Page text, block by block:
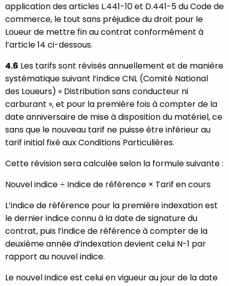
application des articles L.441-10 et D.441-5 du Code de
commerce, le tout sans préjudice du droit pour le
Loueur de mettre fin au contrat conformément à
l’article 14 ci-dessous.
4.6 Les tarifs sont révisés annuellement et de manière
systématique suivant l’indice CNL (Comité National
des Loueurs) « Distribution sans conducteur ni
carburant », et pour la première fois à compter de la
date anniversaire de mise à disposition du matériel, ce
sans que le nouveau tarif ne puisse être inférieur au
tarif initial fixé aux Conditions Particulières.
Cette révision sera calculée selon la formule suivante :
Nouvel indice ÷ Indice de référence × Tarif en cours
L’indice de référence pour la première indexation est
le dernier indice connu à la date de signature du
contrat, puis l’indice de référence à compter de la
deuxième année d’indexation devient celui N-1 par
rapport au nouvel indice.
Le nouvel indice est celui en vigueur au jour de la date